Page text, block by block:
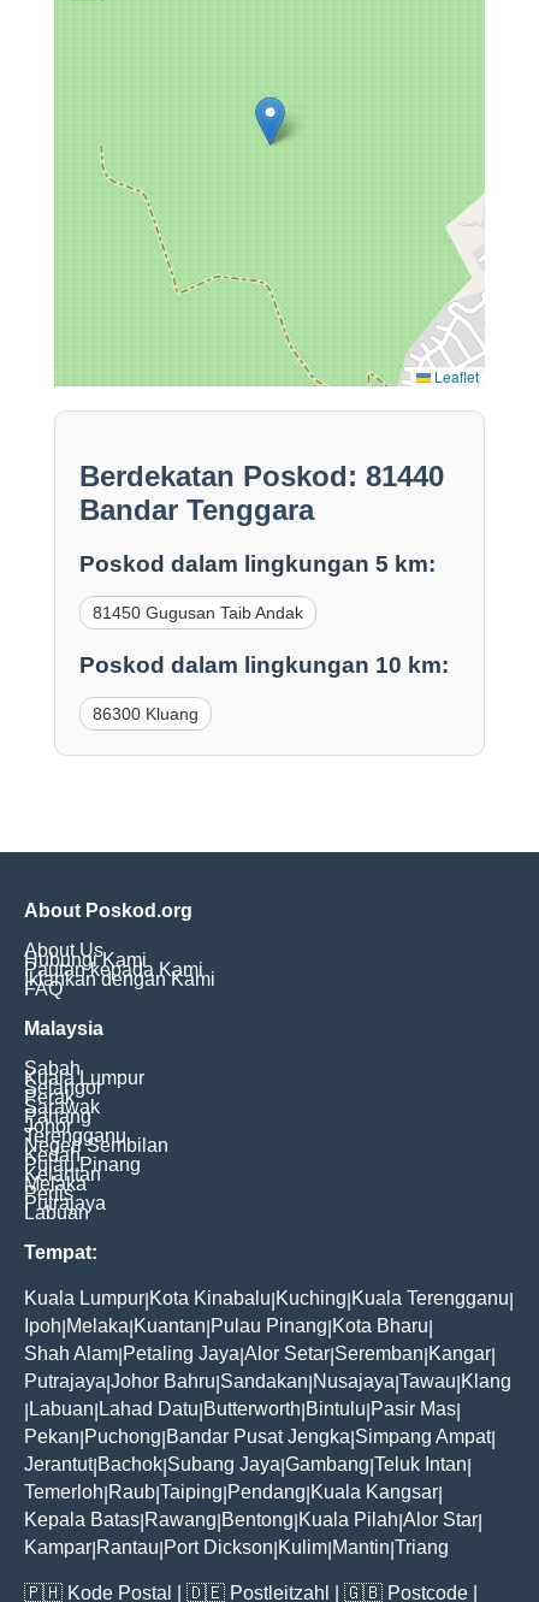
Leaflet
Berdekatan Poskod: 81440
Bandar Tenggara
Poskod dalam lingkungan 5 km:
81450 Gugusan Taib Andak
Poskod dalam lingkungan 10 km:
86300 Kluang
About Poskod.org
About Us
Hubungi Kami
Pautan kepada Kami
Iklankan dengan Kami
FAQ
Malaysia
Sabah
Kuala Lumpur
Selangor
Perak
Sarawak
Pahang
Johor
Terengganu
Negeri Sembilan
Kedah
Pulau Pinang
Kelantan
Melaka
Perlis
Putrajaya
Labuan
Tempat:
Kuala Lumpur Kota Kinabalu Kuching Kuala Terengganu
Ipoh Melaka Kuantan Pulau Pinang Kota Bharu
Shah Alam Petaling Jaya Alor Setar Seremban Kangar
Putrajaya Johor Bahru Sandakan Nusajaya Tawau Klang
Labuan Lahad Datu Butterworth Bintulu Pasir Mas
Pekan Puchong Bandar Pusat Jengka Simpang Ampat|
Jerantut| Bachok Subang Jaya Gambang Teluk Intan
Temerloh Raub Taiping Pendang Kuala Kangsar
Kepala Batas Rawang Bentong Kuala Pilah Alor Star
Kampar Rantau Port Dickson Kulim Mantin Triang
🇵🇭 Kode Postal | 🇩🇪 Postleitzahl | 🇬🇧 Postcode